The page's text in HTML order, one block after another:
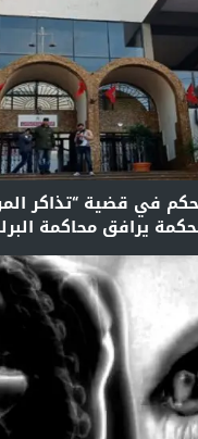
في قضية “تذاكر
يرافق محاكمة
والصحافي عادل